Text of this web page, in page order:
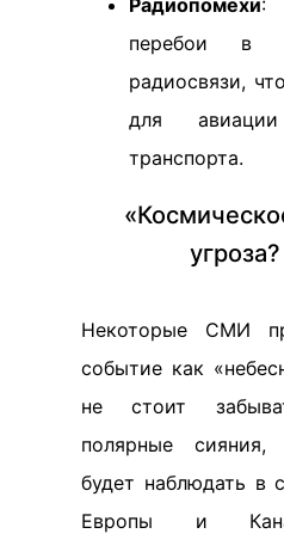
Радиопомехи:
перебои в
радиосвязи,
для
транспорта.
Некоторые СМИ
событие как
не стоит
полярные
будет наблюдать в
Европы и